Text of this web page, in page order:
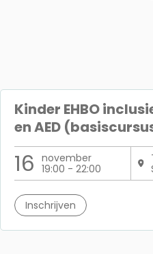
Kinder EHBO
en AED
16 november
19:00 - 22:00
Inschrijven